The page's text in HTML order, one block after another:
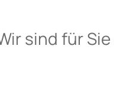
sind für Sie